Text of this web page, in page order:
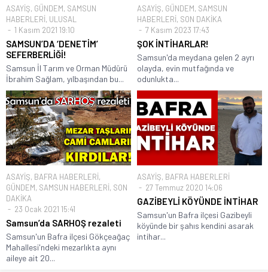
ASAYİŞ, GÜNDEM, SAMSUN
HABERLERİ, ULUSAL
1 Kasım 2021 19:10
SAMSUN’DA ‘DENETİM’
SEFERBERLİĞİ!
Samsun İl Tarım ve Orman Müdürü
İbrahim Sağlam, yılbaşından bu...
ASAYİŞ, GÜNDEM, SAMSUN
HABERLERİ, SON DAKİKA
7 Kasım 2023 17:43
ŞOK İNTİHARLAR!
Samsun'da meydana gelen 2 ayrı
olayda, evin mutfağında ve
odunlukta...
ASAYİŞ, BAFRA HABERLERİ,
GÜNDEM, SAMSUN HABERLERİ, SON
DAKİKA
23 Ocak 2021 15:41
Samsun’da SARHOŞ rezaleti
Samsun'un Bafra ilçesi Gökçeağaç
Mahallesi'ndeki mezarlıkta aynı
aileye ait 20...
ASAYİŞ, BAFRA HABERLERİ
27 Temmuz 2020 14:06
GAZİBEYLİ KÖYÜNDE İNTİHAR
Samsun'un Bafra ilçesi Gazibeyli
köyünde bir şahıs kendini asarak
intihar...